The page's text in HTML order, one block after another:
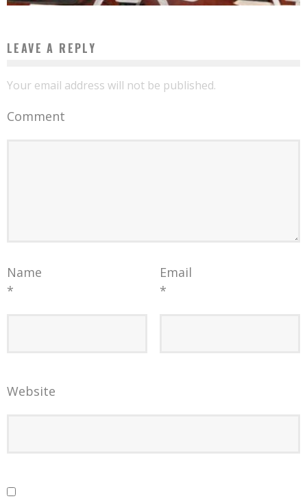
LEAVE A REPLY
Your email address will not be published.
Comment
Name
*
Email
*
Website